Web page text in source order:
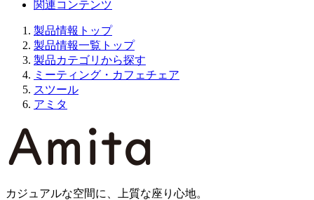
関連コンテンツ
製品情報トップ
製品情報一覧トップ
製品カテゴリから探す
ミーティング・カフェチェア
スツール
アミタ
カジュアルな空間に、上質な座り心地。